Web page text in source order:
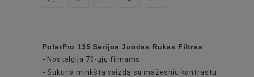
PolarPro 135 Serijos Juodas Rūkas Filtras
- Nostalgija 70-ųjų filmams
- Sukuria minkštą vaizdą su mažesniu kontrastu